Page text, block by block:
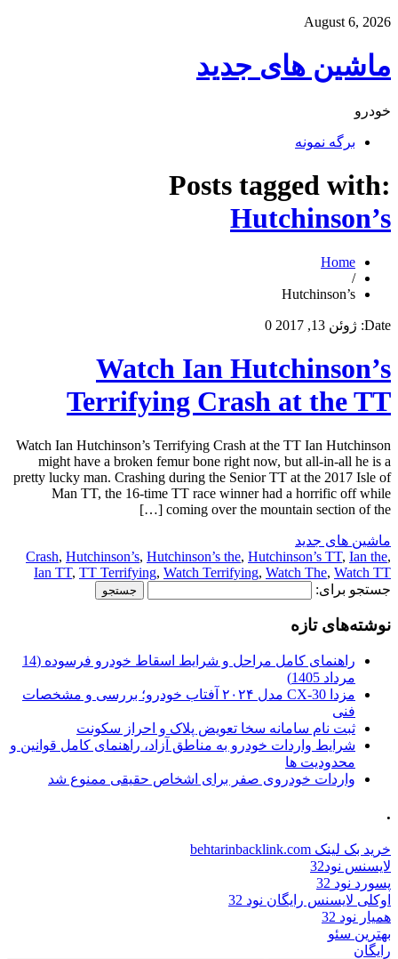
August 6, 2026
ماشین های جدید
خودرو
برگه نمونه
Posts tagged with:
Hutchinson’s
Home
/
Hutchinson’s
Date: ژوئن 13, 2017 0
Watch Ian Hutchinson’s
Terrifying Crash at the TT
Watch Ian Hutchinson’s Terrifying Crash at the TT Ian Hutchinson
might have a broken femur bone right now, but all-in-all he is a
pretty lucky man. Crashing during the Senior TT at the 2017 Isle of
Man TT, the 16-time TT race winner had a horrific off while
coming over the mountain section of the […]
ماشین های جدید
Crash, Hutchinson’s, Hutchinson’s the, Hutchinson’s TT, Ian the,
Ian TT, TT Terrifying, Watch Terrifying, Watch The, Watch TT
جستجو برای:
نوشته‌های تازه
راهنمای کامل مراحل و شرایط اسقاط خودرو فرسوده (14
مرداد 1405)
مزدا CX-30 مدل ۲۰۲۴ آفتاب خودرو؛ بررسی و مشخصات
فنی
ثبت نام سامانه سخا تعویض پلاک و احراز سکونت
شرایط واردات خودرو به مناطق آزاد، راهنمای کامل قوانین و
محدودیت ها
واردات خودروی صفر برای اشخاص حقیقی ممنوع شد
.
خرید بک لینک behtarinbacklink.com
لایسنس نود32
پسورد نود 32
اوکلی لایسنس رایگان نود 32
همیار نود 32
بهترین سئو
رایگان